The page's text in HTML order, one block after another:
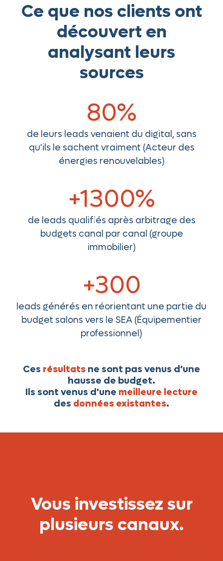
Ce que nos clients ont
découvert en
analysant leurs
sources
80%
de leurs leads venaient du digital, sans
qu'ils le sachent vraiment (Acteur des
énergies renouvelables)
+1300%
de leads qualifiés après arbitrage des
budgets canal par canal (groupe
immobilier)
+300
leads générés en réorientant une partie du
budget salons vers le SEA (Équipementier
professionnel)
Ces résultats ne sont pas venus d'une
hausse de budget.
Ils sont venus d'une meilleure lecture
des données existantes.
Vous investissez sur
plusieurs canaux.